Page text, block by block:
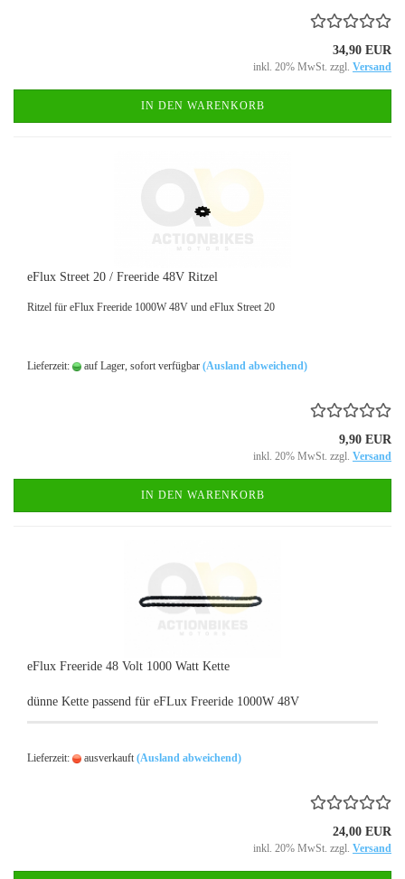
34,90 EUR
inkl. 20% MwSt. zzgl. Versand
IN DEN WARENKORB
eFlux Street 20 / Freeride 48V Ritzel
Ritzel für eFlux Freeride 1000W 48V und eFlux Street 20
Lieferzeit: auf Lager, sofort verfügbar (Ausland abweichend)
9,90 EUR
inkl. 20% MwSt. zzgl. Versand
IN DEN WARENKORB
eFlux Freeride 48 Volt 1000 Watt Kette
dünne Kette passend für eFLux Freeride 1000W 48V
Lieferzeit: ausverkauft (Ausland abweichend)
24,00 EUR
inkl. 20% MwSt. zzgl. Versand